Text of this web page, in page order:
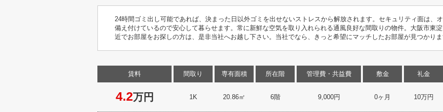
24時間ゴミ出し可能であれば、決まった日以外ゴミを出せないストレスから解放されます。セキュリティ面は、
備え付けているので安心して暮らせます。常に新鮮な空気を取り入れられる通風良好な間取りの物件。大阪市東
近でお部屋をお探しの方は、是非当社へお越し下さい。当社でなら、きっと希望にマッチしたお部屋が見つかり
賃料
4.2万円
間取り
1K
専有面積
20.86㎡
所在階
6階
管理費・共益費
9,000円
敷金
0ヶ月
礼金
10万円